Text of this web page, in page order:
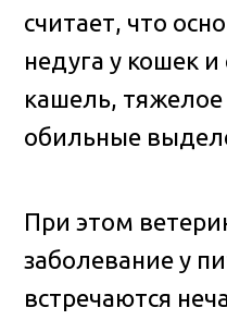
считает, что
недуга у кошек и
кашель,
обильные
При этом
заболевание у
встречаются